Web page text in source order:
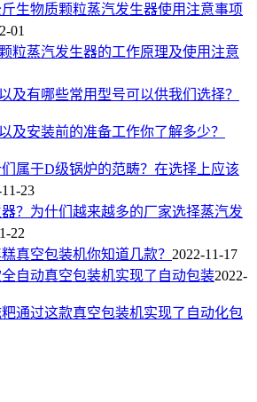
生物质颗粒蒸汽发生器使用注意事项
01
粒蒸汽发生器的工作原理及使用注意
及有哪些常用型号可以供我们选择？
及安装前的准备工作你了解多少？
属于D级锅炉的范畴？在选择上应该
23
？为什们越来越多的厂家选择蒸汽发
22
真空包装机你知道几款？ 2022-11-17
自动真空包装机实现了自动包装2022-
通过这款真空包装机实现了自动化包